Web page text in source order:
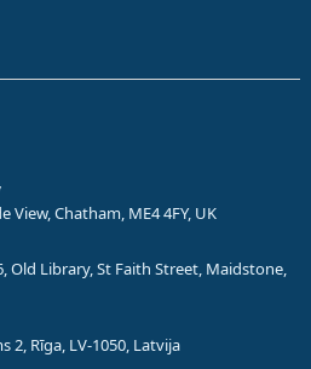
View, Chatham, ME4 4FY, UK
Old Library, St Faith Street, Maidstone,
2, Rīga, LV-1050, Latvija